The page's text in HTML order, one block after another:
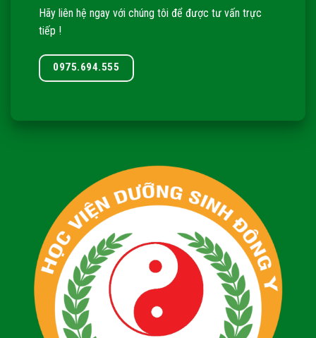
Hãy liên hệ ngay với chúng tôi để được tư vấn trực
tiếp !
0975.694.555